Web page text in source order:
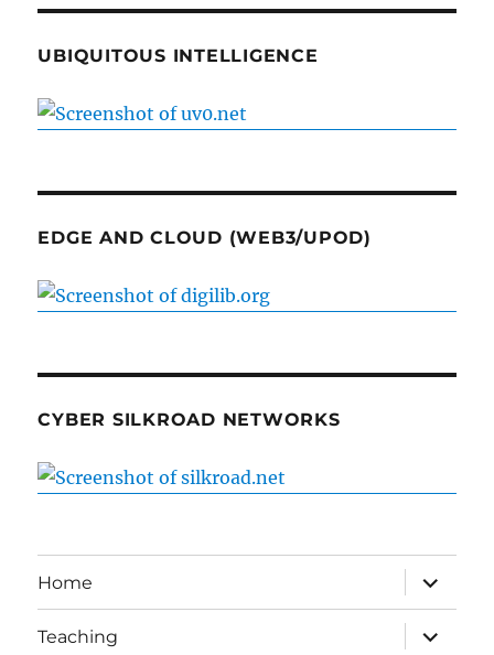
UBIQUITOUS INTELLIGENCE
EDGE AND CLOUD (WEB3/UPOD)
CYBER SILKROAD NETWORKS
Home
expand
child
menu
Teaching
expand
child